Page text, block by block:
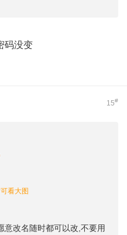
码没变
15#
看大图
意改名随时都可以改,不要用